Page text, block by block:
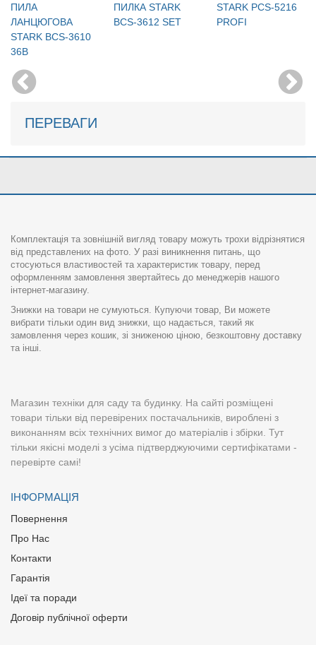
ПИЛА
ЛАНЦЮГОВА
STARK BCS-3610
36В
ПИЛКА STARK
BCS-3612 SET
STARK PCS-5216
PROFI
ПЕРЕВАГИ
Комплектація та зовнішній вигляд товару можуть трохи відрізнятися
від представлених на фото. У разі виникнення питань, що
стосуються властивостей та характеристик товару, перед
оформленням замовлення звертайтесь до менеджерів нашого
інтернет-магазину.
Знижки на товари не сумуються. Купуючи товар, Ви можете
вибрати тільки один вид знижки, що надається, такий як
замовлення через кошик, зі зниженою ціною, безкоштовну доставку
та інші.
Магазин техніки для саду та будинку. На сайті розміщені
товари тільки від перевірених постачальників, вироблені з
виконанням всіх технічних вимог до матеріалів і збірки. Тут
тільки якісні моделі з усіма підтверджуючими сертифікатами -
перевірте самі!
ІНФОРМАЦІЯ
Повернення
Про Нас
Контакти
Гарантія
Ідеї та поради
Договір публічної оферти